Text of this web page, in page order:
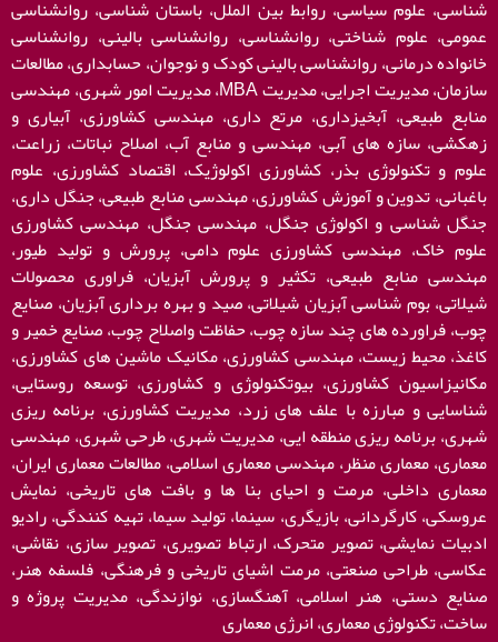
شناسی، علوم سیاسی، روابط بین الملل، باستان شناسی، روانشناسی
عمومی، علوم شناختی، روانشناسی، روانشناسی بالینی، روانشناسی
خانواده درمانی، روانشناسی بالینی کودک و نوجوان، حسابداری، مطالعات
سازمان، مدیریت اجرایی، مدیریت MBA، مدیریت امور شهری، مهندسی
منابع طبیعی، آبخیزداری، مرتع داری، مهندسی کشاورزی، آبیاری و
زهکشی، سازه های آبی، مهندسی و منابع آب، اصلاح نباتات، زراعت،
علوم و تکنولوژی بذر، کشاورزی اکولوژیک، اقتصاد کشاورزی، علوم
باغبانی، تدوین و آموزش کشاورزی، مهندسی منابع طبیعی، جنگل داری،
جنگل شناسی و اکولوژی جنگل، مهندسی جنگل، مهندسی کشاورزی
علوم خاک، مهندسی کشاورزی علوم دامی، پرورش و تولید طیور،
مهندسی منابع طبیعی، تکثیر و پرورش آبزیان، فراوری محصولات
شیلاتی، بوم شناسی آبزیان شیلاتی، صید و بهره برداری آبزیان، صنایع
چوب، فراورده های چند سازه چوب، حفاظت واصلاح چوب، صنایع خمیر و
کاغذ، محیط زیست، مهندسی کشاورزی، مکانیک ماشین های کشاورزی،
مکانیزاسیون کشاورزی، بیوتکنولوژی و کشاورزی، توسعه روستایی،
شناسایی و مبارزه با علف های زرد، مدیریت کشاورزی، برنامه ریزی
شهری، برنامه ریزی منطقه ایی، مدیریت شهری، طرحی شهری، مهندسی
معماری، معماری منظر، مهندسی معماری اسلامی، مطالعات معماری ایران،
معماری داخلی، مرمت و احیای بنا ها و بافت های تاریخی، نمایش
عروسکی، کارگردانی، بازیگری، سینما، تولید سیما، تهیه کنندگی، رادیو
ادبیات نمایشی، تصویر متحرک، ارتباط تصویری، تصویر سازی، نقاشی،
عکاسی، طراحی صنعتی، مرمت اشیای تاریخی و فرهنگی، فلسفه هنر،
صنایع دستی، هنر اسلامی، آهنگسازی، نوازندگی، مدیریت پروژه و
ساخت، تکنولوژی معماری، انرژی معماری